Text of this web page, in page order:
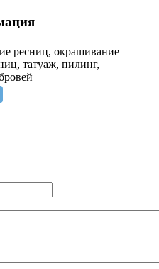
ресниц, окрашивание
татуаж, пилинг,